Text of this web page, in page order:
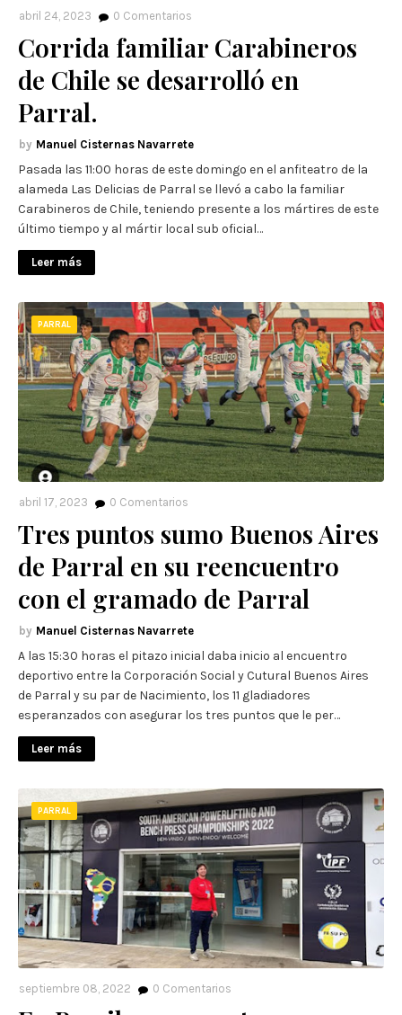
abril 24, 2023 0 Comentarios
Corrida familiar Carabineros
de Chile se desarrolló en
Parral.
Manuel Cisternas Navarrete
Pasada las 11:00 horas de este domingo en el anfiteatro de la
alameda Las Delicias de Parral se llevó a cabo la familiar
Carabineros de Chile, teniendo presente a los mártires de este
último tiempo y al mártir local sub oficial…
Leer más
PARRAL
abril 17, 2023 0 Comentarios
Tres puntos sumo Buenos Aires
de Parral en su reencuentro
con el gramado de Parral
Manuel Cisternas Navarrete
A las 15:30 horas el pitazo inicial daba inicio al encuentro
deportivo entre la Corporación Social y Cutural Buenos Aires
de Parral y su par de Nacimiento, los 11 gladiadores
esperanzados con asegurar los tres puntos que le per…
Leer más
PARRAL
septiembre 08, 2022 0 Comentarios